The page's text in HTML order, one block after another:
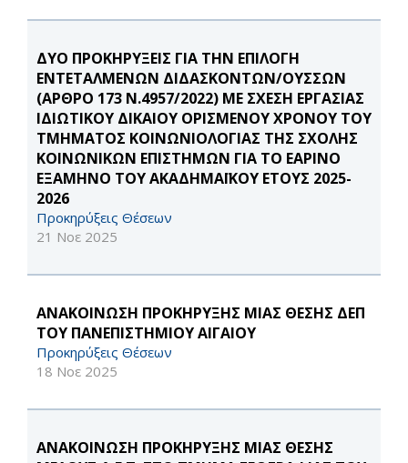
ΔΥΟ ΠΡΟΚΗΡΥΞΕΙΣ ΓΙΑ ΤΗΝ ΕΠΙΛΟΓΗ
ΕΝΤΕΤΑΛΜΕΝΩΝ ΔΙΔΑΣΚΟΝΤΩΝ/ΟΥΣΣΩΝ
(ΑΡΘΡΟ 173 Ν.4957/2022) ΜΕ ΣΧΕΣΗ ΕΡΓΑΣΙΑΣ
ΙΔΙΩΤΙΚΟΥ ΔΙΚΑΙΟΥ ΟΡΙΣΜΕΝΟΥ ΧΡΟΝΟΥ ΤΟΥ
ΤΜΗΜΑΤΟΣ ΚΟΙΝΩΝΙΟΛΟΓΙΑΣ ΤΗΣ ΣΧΟΛΗΣ
ΚΟΙΝΩΝΙΚΩΝ ΕΠΙΣΤΗΜΩΝ ΓΙΑ ΤΟ ΕΑΡΙΝΟ
ΕΞΑΜΗΝΟ ΤΟΥ ΑΚΑΔΗΜΑΪΚΟΥ ΕΤΟΥΣ 2025-
2026
Προκηρύξεις Θέσεων
21 Νοε 2025
ΑΝΑΚΟΙΝΩΣΗ ΠΡΟΚΗΡΥΞΗΣ ΜΙΑΣ ΘΕΣΗΣ ΔΕΠ
ΤΟΥ ΠΑΝΕΠΙΣΤΗΜΙΟΥ ΑΙΓΑΙΟΥ
Προκηρύξεις Θέσεων
18 Νοε 2025
ΑΝΑΚΟΙΝΩΣΗ ΠΡΟΚΗΡΥΞΗΣ ΜΙΑΣ ΘΕΣΗΣ